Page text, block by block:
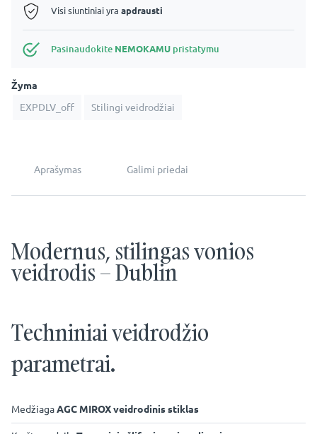
Visi siuntiniai yra apdrausti
Pasinaudokite NEMOKAMU pristatymu
Žyma
EXPDLV_off
Stilingi veidrodžiai
Aprašymas Galimi priedai
Modernus, stilingas vonios
veidrodis – Dublin
Techniniai veidrodžio
parametrai.
MedžiagaAGC MIROX veidrodinis stiklas